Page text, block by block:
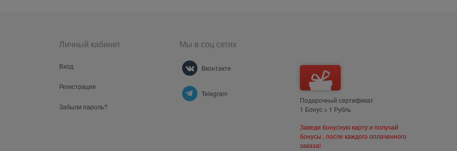
Личный кабинет
Вход
Регистрация
Забыли пароль?
Мы в соц сетях
Вконтакте
Telegram
Подарочный сертификат
1 Бонус = 1 Рубль
Заведи бонусную карту и получай
бонусы , после каждого оплаченного
заказа!